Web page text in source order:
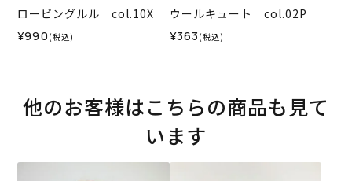
ロービングルル col.10X
¥990 (税込)
ウールキュート col.02P
¥363 (税込)
他のお客様はこちらの商品も見て
います